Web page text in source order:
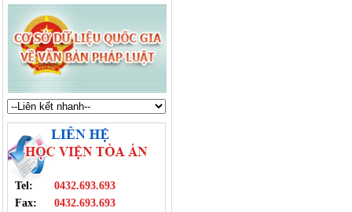
Tel:
0432.693.693
Fax:
0432.693.693